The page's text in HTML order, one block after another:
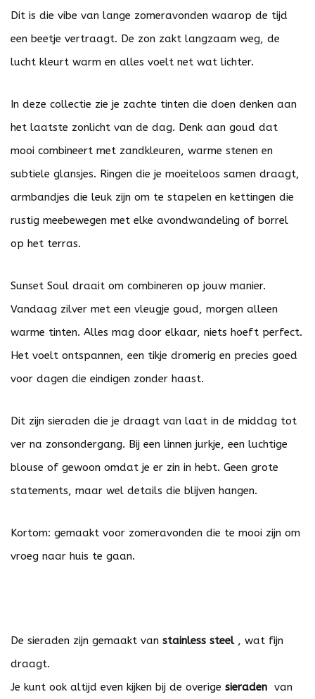
Dit is die vibe van lange zomeravonden waarop de tijd
een beetje vertraagt. De zon zakt langzaam weg, de
lucht kleurt warm en alles voelt net wat lichter.
In deze collectie zie je zachte tinten die doen denken aan
het laatste zonlicht van de dag. Denk aan goud dat
mooi combineert met zandkleuren, warme stenen en
subtiele glansjes. Ringen die je moeiteloos samen draagt,
armbandjes die leuk zijn om te stapelen en kettingen die
rustig meebewegen met elke avondwandeling of borrel
op het terras.
Sunset Soul draait om combineren op jouw manier.
Vandaag zilver met een vleugje goud, morgen alleen
warme tinten. Alles mag door elkaar, niets hoeft perfect.
Het voelt ontspannen, een tikje dromerig en precies goed
voor dagen die eindigen zonder haast.
Dit zijn sieraden die je draagt van laat in de middag tot
ver na zonsondergang. Bij een linnen jurkje, een luchtige
blouse of gewoon omdat je er zin in hebt. Geen grote
statements, maar wel details die blijven hangen.
Kortom: gemaakt voor zomeravonden die te mooi zijn om
vroeg naar huis te gaan.
De sieraden zijn gemaakt van stainless steel, wat fijn
draagt.
Je kunt ook altijd even kijken bij de overige sieraden van